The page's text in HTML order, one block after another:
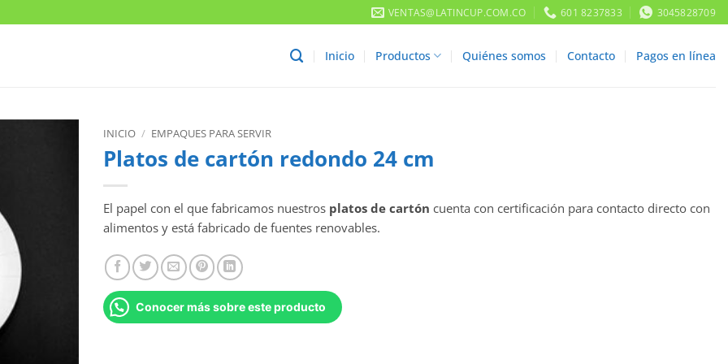
VENTAS@LATINCUP.COM.CO 601 8237833 3045828709
Inicio Productos Quiénes somos Contacto Pagos en línea
INICIO / EMPAQUES PARA SERVIR
Platos de cartón redondo 24 cm
El papel con el que fabricamos nuestros platos de cartón cuenta con certificación para contacto directo con
alimentos y está fabricado de fuentes renovables.
Conocer más sobre este producto